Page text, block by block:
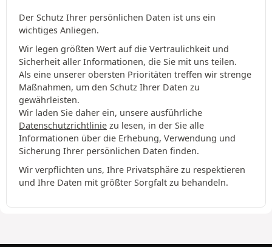
Der Schutz Ihrer persönlichen Daten ist uns ein
wichtiges Anliegen.
Wir legen größten Wert auf die Vertraulichkeit und
Sicherheit aller Informationen, die Sie mit uns teilen.
Als eine unserer obersten Prioritäten treffen wir strenge
Maßnahmen, um den Schutz Ihrer Daten zu
gewährleisten.
Wir laden Sie daher ein, unsere ausführliche
Datenschutzrichtlinie zu lesen, in der Sie alle
Informationen über die Erhebung, Verwendung und
Sicherung Ihrer persönlichen Daten finden.
Wir verpflichten uns, Ihre Privatsphäre zu respektieren
und Ihre Daten mit größter Sorgfalt zu behandeln.